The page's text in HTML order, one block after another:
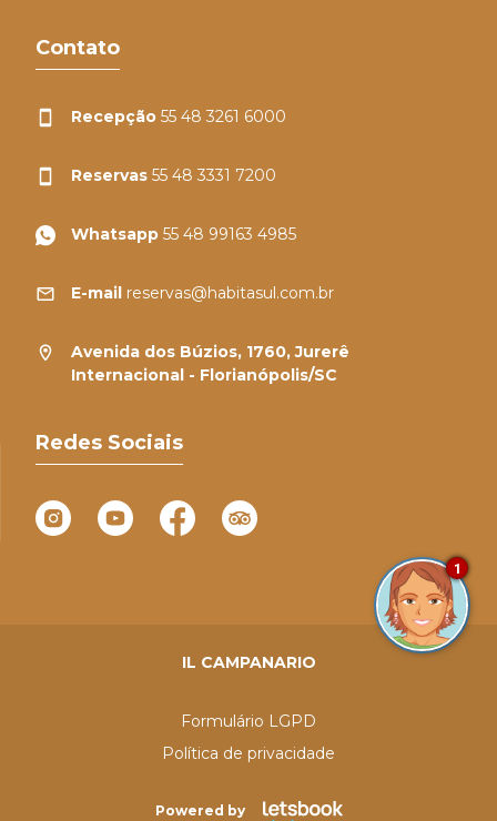
Contato
Recepção 55 48 3261 6000
Reservas 55 48 3331 7200
Whatsapp 55 48 99163 4985
E-mail reservas@habitasul.com.br
Avenida dos Búzios, 1760, Jurerê
Internacional - Florianópolis/SC
Redes Sociais
IL CAMPANARIO
Formulário LGPD
Política de privacidade
Powered by
1